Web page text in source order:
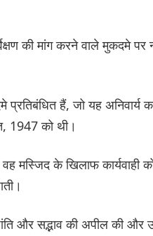
की मांग करने वाले मुकदमे पर
हैं, जो यह अनिवार्य
1947 को थी।
मस्जिद के खिलाफ कार्यवाही
और सद्भाव की अपील की और